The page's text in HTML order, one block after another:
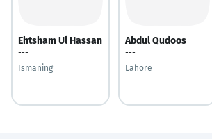
Ehtsham Ul Hassan
---
Ismaning
Abdul Qudoos
---
Lahore